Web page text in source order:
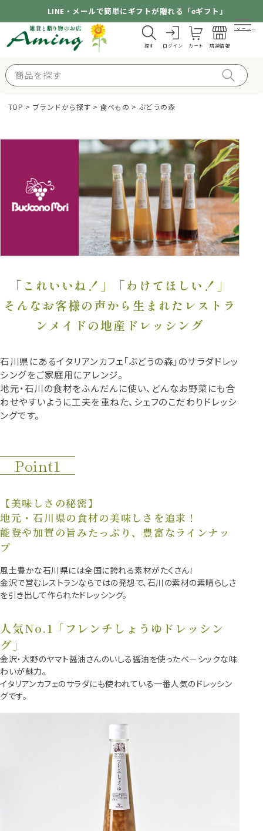
LINE・メールで簡単にギフトが贈れる「eギフト」
探す ログイン カート 店舗情報
メニュー
TOP ブランドから探す 食べもの ぶどうの森
「これいいね！」「わけてほしい！」
そんなお客様の声から生まれたレストラ
ンメイドの地産ドレッシング
石川県にあるイタリアンカフェ「ぶどうの森」のサラダドレッ
シングをご家庭用にアレンジ。
地元・石川の食材をふんだんに使い、どんなお野菜にも合
わせやすいように工夫を重ねた、シェフのこだわりドレッシ
ングです。
Point1
【美味しさの秘密】
地元・石川県の食材の美味しさを追求！
能登や加賀の旨みたっぷり、豊富なラインナッ
プ
風土豊かな石川県には全国に誇れる素材がたくさん！
金沢で営むレストランならではの発想で、石川の素材の素晴らしさ
を引き出して作られたドレッシング。
人気No.1「フレンチしょうゆドレッシン
グ」
金沢・大野のヤマト醤油さんのいしる醤油を使ったベーシックな味
わいが魅力。
イタリアンカフェのサラダにも使われている一番人気のドレッシン
グです。